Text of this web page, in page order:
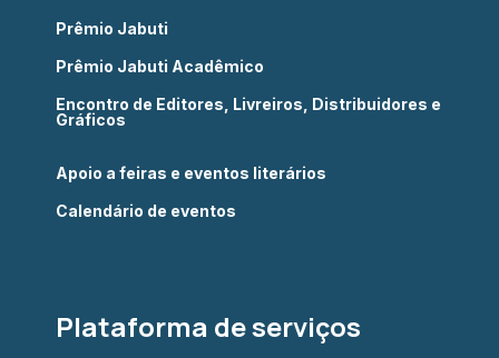
Prêmio Jabuti
Prêmio Jabuti Acadêmico
Encontro de Editores, Livreiros, Distribuidores e
Gráficos
Apoio a feiras e eventos literários
Calendário de eventos
Plataforma de serviços